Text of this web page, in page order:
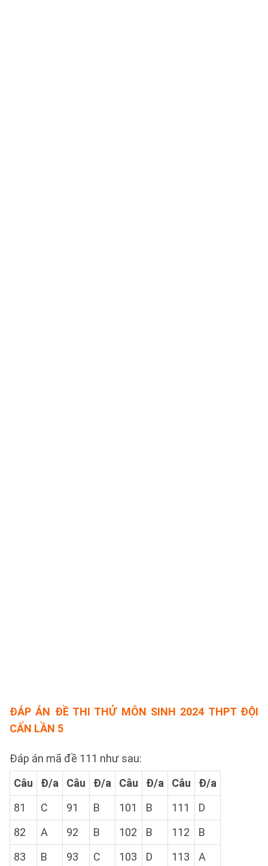
ĐÁP ÁN ĐỀ THI THỬ MÔN SINH 2024 THPT ĐỘI
CẤN LẦN 5
Đáp án mã đề 111 như sau:
Câu
Đ/a Câu Đ/a Câu Đ/a Câu
Đ/a
81
C 91 B 101 B 111
D
82
A 92 B 102 B 112
B
83
B 93 C 103 D 113
A